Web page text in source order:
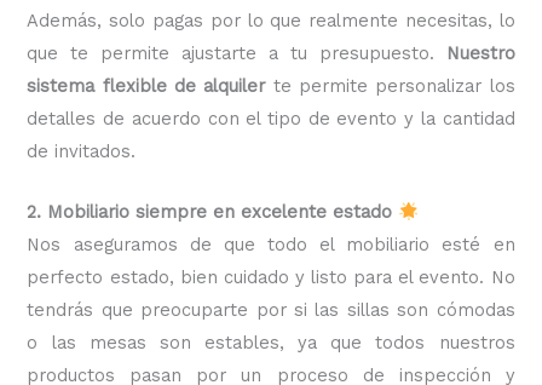
Además, solo pagas por lo que realmente necesitas, lo
que te permite ajustarte a tu presupuesto.
Nuestro
sistema flexible de alquilerte permite personalizar los
detalles de acuerdo con el tipo de evento y la cantidad
de invitados.
2. Mobiliario siempre en excelente estado
Nos aseguramos de que todo el mobiliario esté en
perfecto estado, bien cuidado y listo para el evento. No
tendrás que preocuparte por si las sillas son cómodas
o las mesas son estables, ya que todos nuestros
productos pasan por un proceso de inspección y